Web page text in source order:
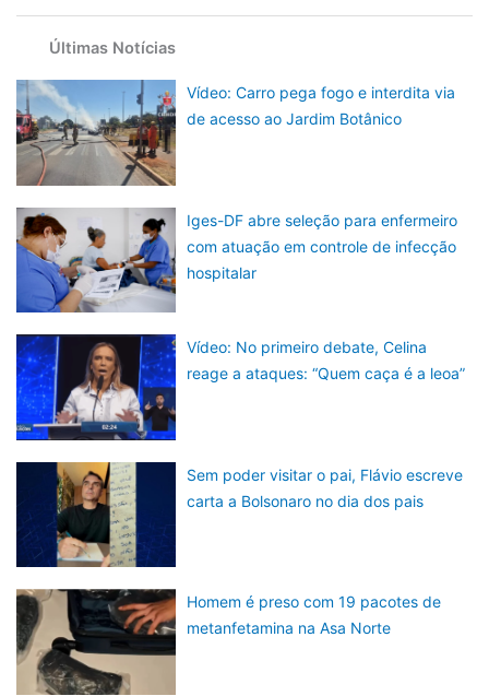
Últimas Notícias
Vídeo: Carro pega fogo e interdita via
de acesso ao Jardim Botânico
Iges-DF abre seleção para enfermeiro
com atuação em controle de infecção
hospitalar
Vídeo: No primeiro debate, Celina
reage a ataques: “Quem caça é a leoa”
Sem poder visitar o pai, Flávio escreve
carta a Bolsonaro no dia dos pais
Homem é preso com 19 pacotes de
metanfetamina na Asa Norte